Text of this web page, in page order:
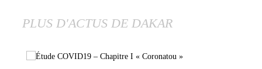
PLUS D'ACTUS DE DAKAR